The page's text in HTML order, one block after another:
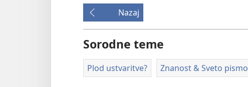
Nazaj
Sorodne teme
Plod ustvaritve? Znanost & Sveto pismo